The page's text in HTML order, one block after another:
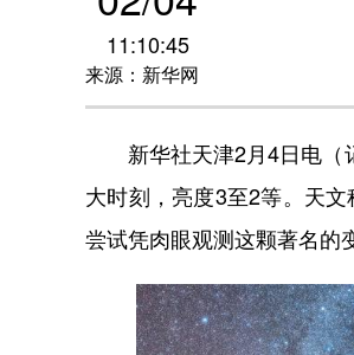
11:10:45
来源：新华网
新华社天津2月4日电（
大时刻，亮度3至2等。天
尝试凭肉眼观测这颗著名的